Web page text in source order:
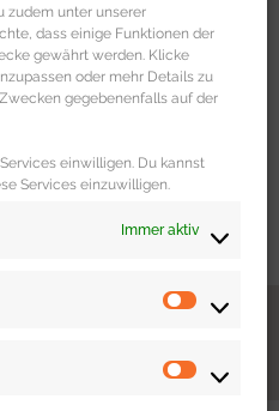
zudem unter unserer
dass einige Funktionen der
gewährt werden. Klicke
oder mehr Details zu
gegebenenfalls auf der
einwilligen. Du kannst
Services einzuwilligen.
Immer aktiv